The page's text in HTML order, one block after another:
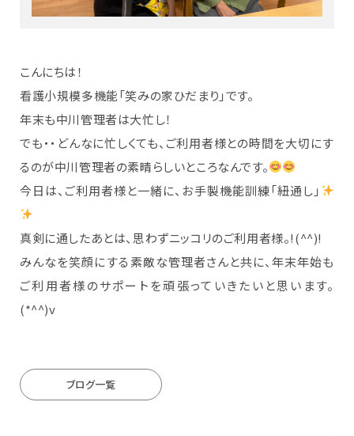
こんにちは！
看護小規模多機能「笑みの家ひだまり」です。
年末も中川管理者は大忙し！
でも・・どんなに忙しくても、ご利用者様との時間を大切にす
るのが中川管理者の素晴らしいところなんです。
今日は、ご利用者様と一緒に、お手製機能訓練「紐通し」
真剣に通したあとは、思わずニッコリのご利用者様。!(^^)!
みんなを笑顔にする素敵な管理者さんと共に、年末年始も
ご利用者様のサポートを頑張っていきたいと思います。
(*^^)v
ブログ一覧